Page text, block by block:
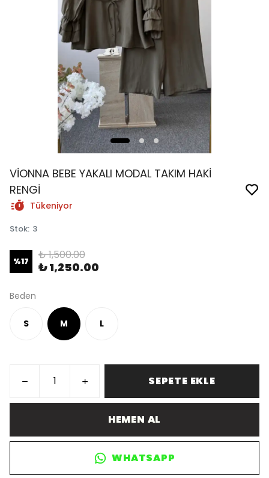
VİONNA BEBE YAKALI MODAL TAKIM HAKİ
RENGİ
Tükeniyor
Stok: 3
%17 ₺ 1,500.00
₺ 1,250.00
Beden
S M L
SEPETE EKLE
HEMEN AL
WHATSAPP